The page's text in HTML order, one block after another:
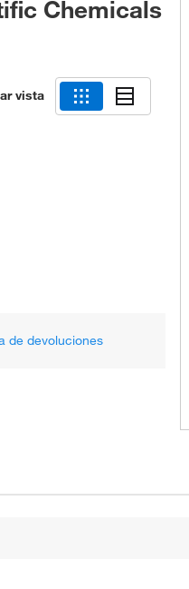
Chemicals
vista
de devoluciones